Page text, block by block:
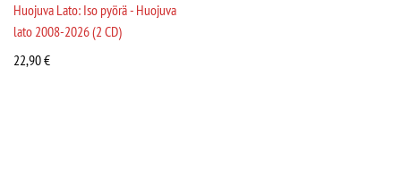
Huojuva Lato: Iso pyörä - Huojuva
lato 2008-2026 (2 CD)
22,90€